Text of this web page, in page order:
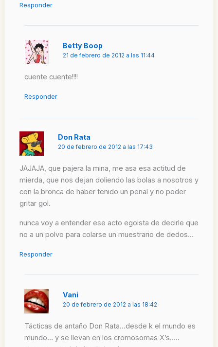
Responder
Betty Boop
21 de febrero de 2012 a las 11:44
cuente cuente!!!!
Responder
Don Rata
20 de febrero de 2012 a las 17:43
JAJAJA, que pajera la mina, me asa esa actitud de
mierda, que nos dejan doliendo las bolas a nosotros y
con la bronca de haber tenido un penal y no poder
gritar gol.
nunca voy a entender ese acto egoista de decirle que
no a un polvo para colarse un muestrario de dedos…
Responder
Vani
20 de febrero de 2012 a las 18:42
Tácticas de antaño Don Rata…desde k el mundo es
mundo… y se llevan en los cromosomas X’s…..